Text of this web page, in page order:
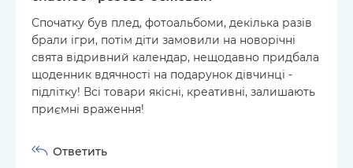
Спочатку був плед, фотоальбоми, декілька разів
брали ігри, потім діти замовили на новорічні
свята відривний календар, нещодавно придбала
щоденник вдячності на подарунок дівчинці -
підлітку! Всі товари якісні, креативні, залишають
приємні враження!
Ответить